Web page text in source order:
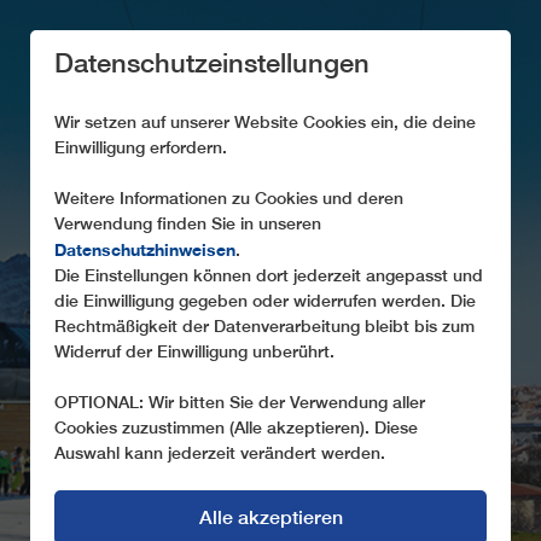
AKTUELLES
Neuigkeiten über unsere Projekte und Produkte
Datenschutzeinstellungen
Wir setzen auf unserer Website Cookies ein, die deine
Einwilligung erfordern.
Weitere Informationen zu Cookies und deren
Verwendung finden Sie in unseren
Datenschutzhinweisen.
Die Einstellungen können dort jederzeit angepasst und
die Einwilligung gegeben oder widerrufen werden. Die
Rechtmäßigkeit der Datenverarbeitung bleibt bis zum
Widerruf der Einwilligung unberührt.
OPTIONAL: Wir bitten Sie der Verwendung aller
Cookies zuzustimmen (Alle akzeptieren). Diese
Auswahl kann jederzeit verändert werden.
Alle akzeptieren